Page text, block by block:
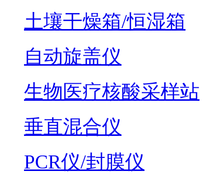
土壤干燥箱/恒湿箱
自动旋盖仪
生物医疗核酸采样站
垂直混合仪
PCR仪/封膜仪